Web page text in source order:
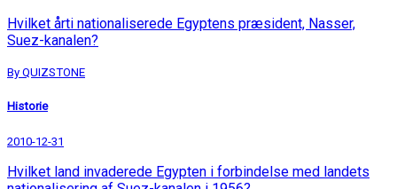
Hvilket årti nationaliserede Egyptens præsident, Nasser,
Suez-kanalen?
By QUIZSTONE
Historie
2010-12-31
Hvilket land invaderede Egypten i forbindelse med landets